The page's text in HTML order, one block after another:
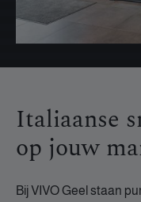
Italiaanse
op jouw
Bij VIVO Geel staan